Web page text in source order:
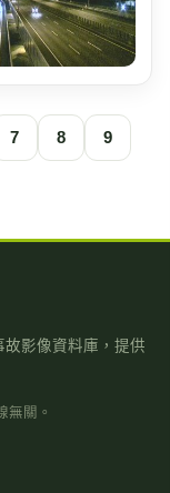
7 8 9
影像資料庫，提供
無關。